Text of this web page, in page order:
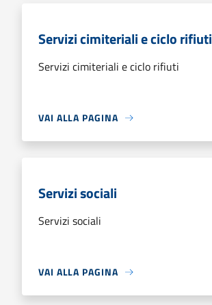
Servizi cimiteriali e ciclo rifiuti
Servizi cimiteriali e ciclo rifiuti
VAI ALLA PAGINA
Servizi sociali
Servizi sociali
VAI ALLA PAGINA